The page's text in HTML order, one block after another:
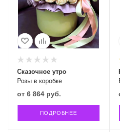
Розы в коробке
Сказочное утро
от 6 864 руб.
ПОДРОБНЕЕ